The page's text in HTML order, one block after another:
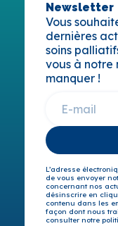
Newsletter
Vous
dernières
soins
vous à notre
manquer !
L’adresse
de vous envoyer
concernant nos
désinscrire en
contenu dans les
façon dont nous
consulter notre